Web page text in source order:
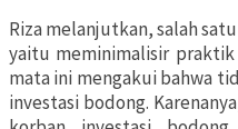
Riza melanjutkan, salah
yaitu meminimalisir praktik
mata ini mengakui bahwa
investasi bodong.